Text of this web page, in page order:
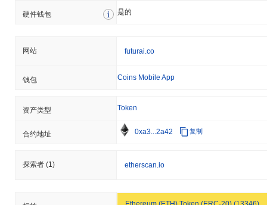
硬件钱包 是的
网站 futurai.co
钱包 Coins Mobile App
资产类型 Token
合约地址 0xa3...2a42 复制
探索者 (1) etherscan.io